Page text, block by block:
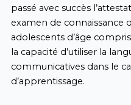
passé avec succès
examen de connaissance
adolescents d’âge
la capacité d’utiliser la
communicatives dans le
d’apprentissage.